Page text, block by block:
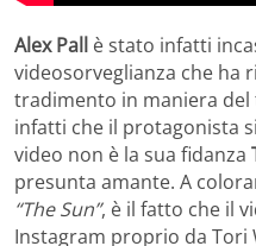
Alex Pall è stato infatti
videosorveglianza che ha
tradimento in maniera
infatti che il protagonista
video non è la sua fidanza
presunta amante. A
“The Sun”, è il fatto che il
Instagram proprio da Tori